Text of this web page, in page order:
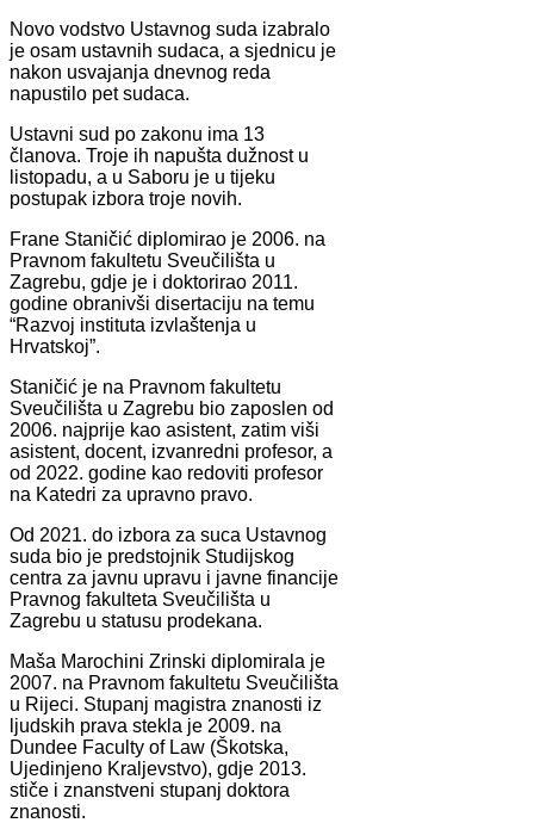
Novo vodstvo Ustavnog suda izabralo
je osam ustavnih sudaca, a sjednicu je
nakon usvajanja dnevnog reda
napustilo pet sudaca.
Ustavni sud po zakonu ima 13
članova. Troje ih napušta dužnost u
listopadu, a u Saboru je u tijeku
postupak izbora troje novih.
Frane Staničić diplomirao je 2006. na
Pravnom fakultetu Sveučilišta u
Zagrebu, gdje je i doktorirao 2011.
godine obranivši disertaciju na temu
“Razvoj instituta izvlaštenja u
Hrvatskoj”.
Staničić je na Pravnom fakultetu
Sveučilišta u Zagrebu bio zaposlen od
2006. najprije kao asistent, zatim viši
asistent, docent, izvanredni profesor, a
od 2022. godine kao redoviti profesor
na Katedri za upravno pravo.
Od 2021. do izbora za suca Ustavnog
suda bio je predstojnik Studijskog
centra za javnu upravu i javne financije
Pravnog fakulteta Sveučilišta u
Zagrebu u statusu prodekana.
Maša Marochini Zrinski diplomirala je
2007. na Pravnom fakultetu Sveučilišta
u Rijeci. Stupanj magistra znanosti iz
ljudskih prava stekla je 2009. na
Dundee Faculty of Law (Škotska,
Ujedinjeno Kraljevstvo), gdje 2013.
stiče i znanstveni stupanj doktora
znanosti.